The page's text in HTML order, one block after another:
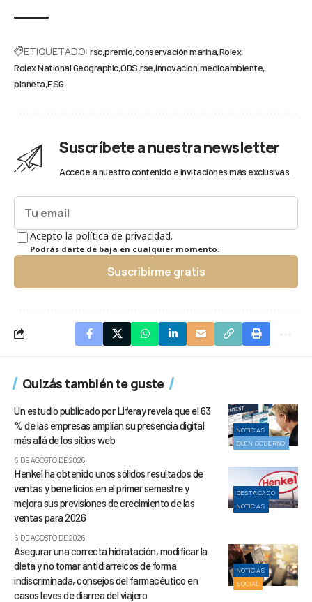
ETIQUETADO: rsc premio conservación marina Rolex
Rolex National Geographic ODS rse innovacion medioambiente
planeta ESG
Suscríbete a nuestra newsletter
Accede a nuestro contenido e invitaciones más exclusivas.
Acepto la política de privacidad.
Podrás darte de baja en cualquier momento.
Suscribirme gratis
Quizás también te guste
NOTICIAS
BUEN GOBIERNO
Un estudio publicado por Liferay revela que el 63
% de las empresas amplían su presencia digital
más allá de los sitios web
6 DE AGOSTO DE 2026
DESTACADO
NOTICIAS
Henkel ha obtenido unos sólidos resultados de
ventas y beneficios en el primer semestre y
mejora sus previsiones de crecimiento de las
ventas para 2026
6 DE AGOSTO DE 2026
NOTICIAS
SOCIAL
Asegurar una correcta hidratación, modificar la
dieta y no tomar antidiarreicos de forma
indiscriminada, consejos del farmacéutico en
casos leves de diarrea del viajero